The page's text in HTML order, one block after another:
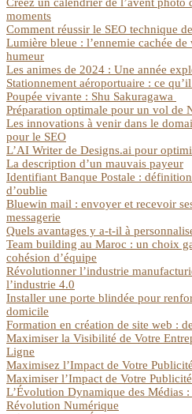
moments
Comment réussir le SEO technique
Lumière bleue : l’ennemie cachée
humeur
Les animes de 2024 : Une année
Stationnement aéroportuaire : ce
Poupée vivante : Shu Sakuragawa
Préparation optimale pour un vol de
Les innovations à venir dans le
pour le SEO
L’AI Writer de Designs.ai pour
La description d’un mauvais payeur
Identifiant Banque Postale :
d’oublie
Bluewin mail : envoyer et recevoir
messagerie
Quels avantages y a-t-il à
Team building au Maroc : un choix
cohésion d’équipe
Révolutionner l’industrie
l’industrie 4.0
Installer une porte blindée pour
domicile
Formation en création de site web :
Maximiser la Visibilité de Votre
Ligne
Maximisez l’Impact de Votre
Maximiser l’Impact de Votre
L’Évolution Dynamique des Médias :
Révolution Numérique